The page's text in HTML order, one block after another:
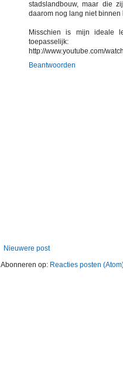
stadslandbouw, maar die
daarom nog lang niet binnen
Misschien is mijn ideale
toepasselijk:
http://www.youtube.com/
Beantwoorden
Nieuwere post
Abonneren op: Reacties posten